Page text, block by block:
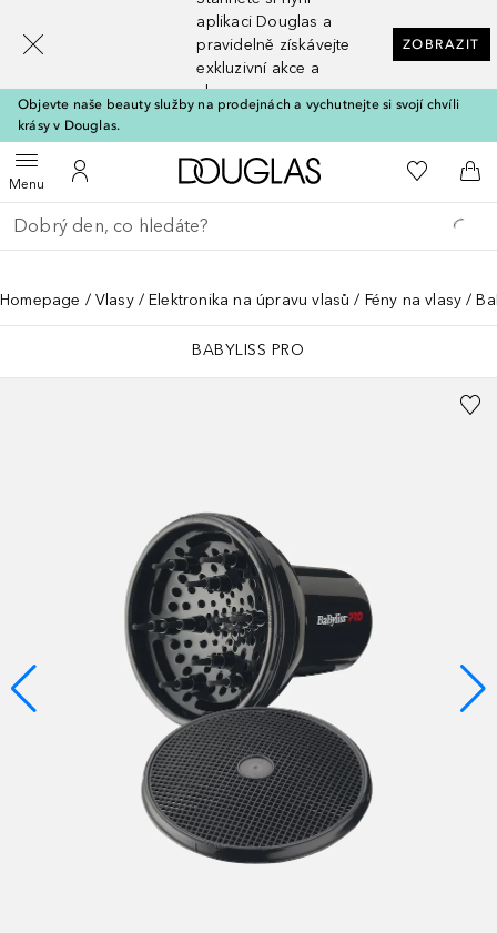
aplikaci Douglas a
pravidelně získávejte
exkluzivní akce a
slevy
ZOBRAZIT
Objevte naše beauty služby na prodejnách a vychutnejte si svojí chvíli
krásy v Douglas.
MenuOtevřít menuK mému účtu
Domů K mému
Do
Vraťte se
Proveďte vyhledávání
Homepage Vlasy Elektronika na úpravu vlasů Fény na vlasy
BABYLISS PRO
[navigation.slideout.screenreader]